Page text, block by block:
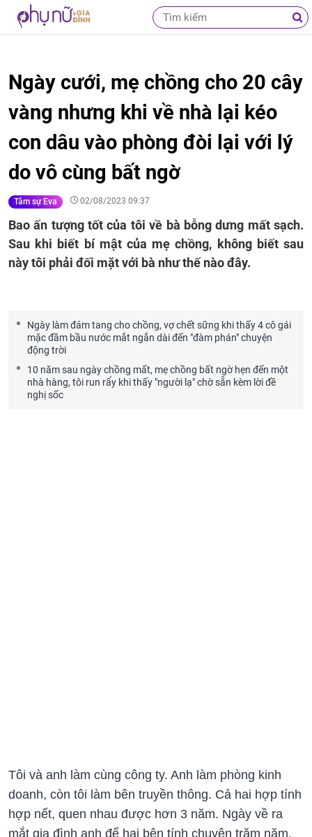
Ngày cưới, mẹ chồng cho 20 cây
vàng nhưng khi về nhà lại kéo
con dâu vào phòng đòi lại với lý
do vô cùng bất ngờ
Tâm sự Eva 02/08/2023 09:37
Bao ấn tượng tốt của tôi về bà bỗng dưng mất sạch.
Sau khi biết bí mật của mẹ chồng, không biết sau
này tôi phải đối mặt với bà như thế nào đây.
Ngày làm đám tang cho chồng, vợ chết sững khi thấy 4 cô gái
mặc đầm bầu nước mắt ngắn dài đến "đàm phán" chuyện
động trời
10 năm sau ngày chồng mất, mẹ chồng bất ngờ hẹn đến một
nhà hàng, tôi run rẩy khi thấy "người lạ" chờ sẵn kèm lời đề
nghị sốc
Tôi và anh làm cùng công ty. Anh làm phòng kinh
doanh, còn tôi làm bên truyền thông. Cả hai hợp tính
hợp nết, quen nhau được hơn 3 năm. Ngày về ra
mắt gia đình anh để hai bên tính chuyện trăm năm,